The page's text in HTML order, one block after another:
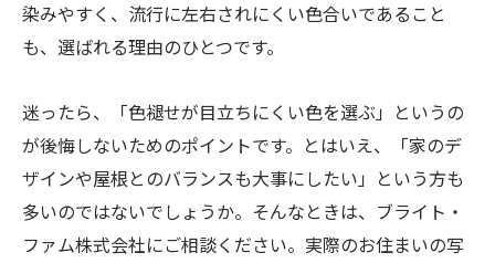
染みやすく、流行に左右されにくい色合いであること
も、選ばれる理由のひとつです。
迷ったら、「色褪せが目立ちにくい色を選ぶ」というの
が後悔しないためのポイントです。とはいえ、「家のデ
ザインや屋根とのバランスも大事にしたい」という方も
多いのではないでしょうか。そんなときは、ブライト・
ファム株式会社にご相談ください。実際のお住まいの写